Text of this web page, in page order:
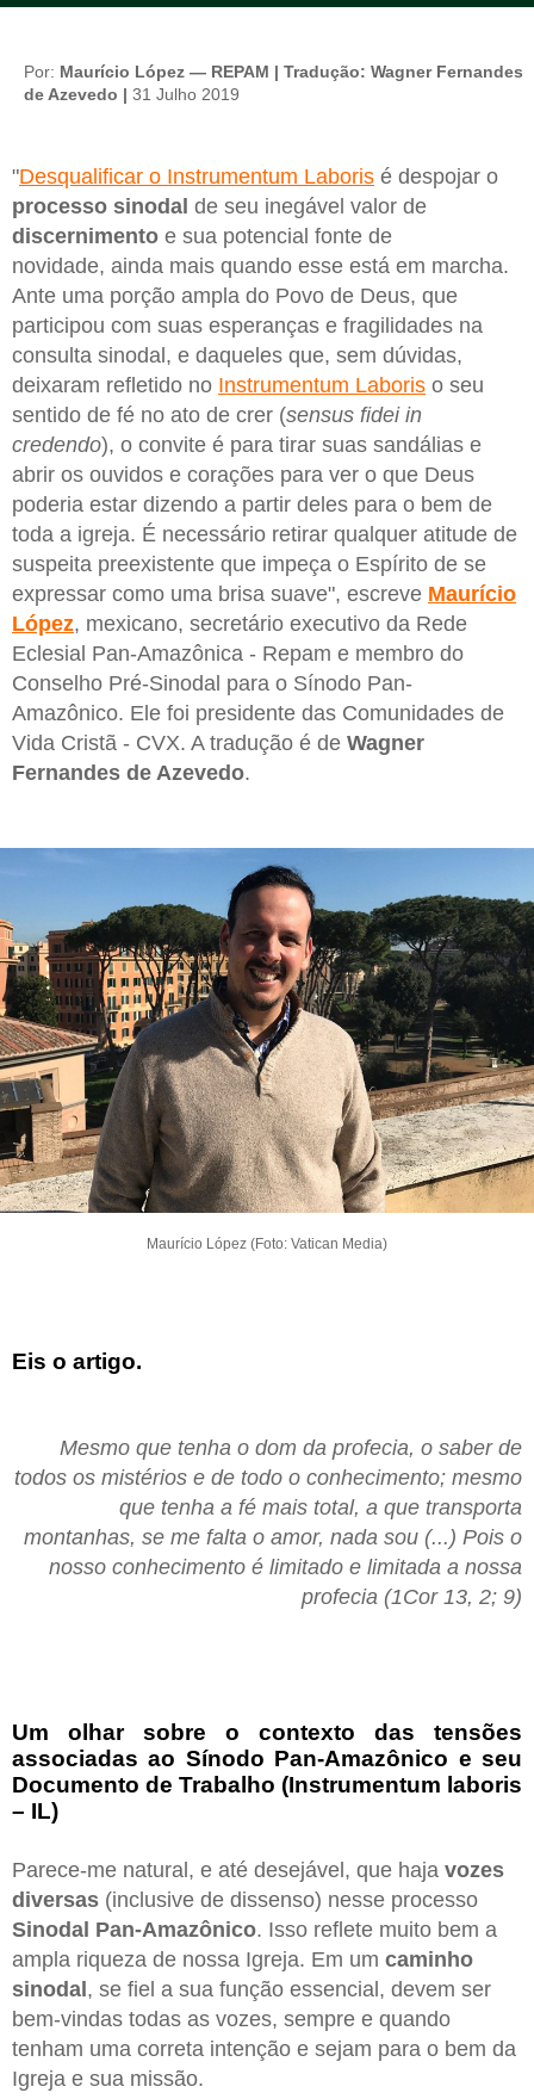
Por: Maurício López — REPAM | Tradução: Wagner Fernandes
de Azevedo | 31 Julho 2019
"Desqualificar o Instrumentum Laboris é despojar o
processo sinodal de seu inegável valor de
discernimento e sua potencial fonte de
novidade, ainda mais quando esse está em marcha.
Ante uma porção ampla do Povo de Deus, que
participou com suas esperanças e fragilidades na
consulta sinodal, e daqueles que, sem dúvidas,
deixaram refletido no Instrumentum Laboris o seu
sentido de fé no ato de crer (sensus fidei in
credendo), o convite é para tirar suas sandálias e
abrir os ouvidos e corações para ver o que Deus
poderia estar dizendo a partir deles para o bem de
toda a igreja. É necessário retirar qualquer atitude de
suspeita preexistente que impeça o Espírito de se
expressar como uma brisa suave", escreve Maurício
López, mexicano, secretário executivo da Rede
Eclesial Pan-Amazônica - Repam e membro do
Conselho Pré-Sinodal para o Sínodo Pan-
Amazônico. Ele foi presidente das Comunidades de
Vida Cristã - CVX. A tradução é de Wagner
Fernandes de Azevedo.
Maurício López (Foto: Vatican Media)
Eis o artigo.
Mesmo que tenha o dom da profecia, o saber de
todos os mistérios e de todo o conhecimento; mesmo
que tenha a fé mais total, a que transporta
montanhas, se me falta o amor, nada sou (...) Pois o
nosso conhecimento é limitado e limitada a nossa
profecia (1Cor 13, 2; 9)
Um olhar sobre o contexto das tensões
associadas ao Sínodo Pan-Amazônico e seu
Documento de Trabalho (Instrumentum laboris
– IL)
Parece-me natural, e até desejável, que haja vozes
diversas (inclusive de dissenso) nesse processo
Sinodal Pan-Amazônico. Isso reflete muito bem a
ampla riqueza de nossa Igreja. Em um caminho
sinodal , se fiel a sua função essencial, devem ser
bem-vindas todas as vozes, sempre e quando
tenham uma correta intenção e sejam para o bem da
Igreja e sua missão.